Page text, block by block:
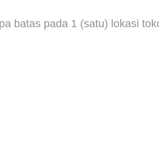
batas pada 1 (satu) lokasi